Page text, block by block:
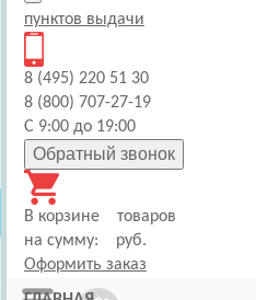
пунктов выдачи
8 (495) 220 51 30
8 (800) 707-27-19
С 9:00 до 19:00
Обратный звонок
В корзине
товаров
на сумму:
руб.
Оформить заказ